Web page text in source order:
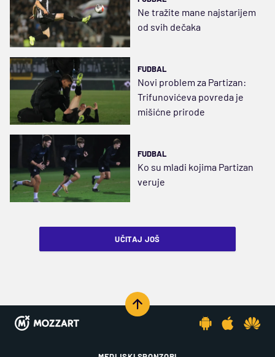
Ne tražite mane najstarijem
od svih dečaka
FUDBAL
Novi problem za Partizan:
Trifunovićeva povreda je
mišićne prirode
FUDBAL
Ko su mladi kojima Partizan
veruje
UČITAJ JOŠ